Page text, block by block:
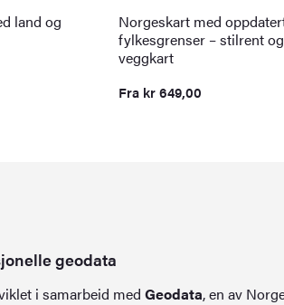
land og
Norgeskart med
fylkesgrenser – stilrent
veggkart
Fra kr649,00
geodata
i samarbeid medGeodata, en av